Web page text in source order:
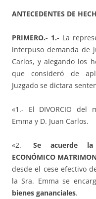
ANTECEDENTES DE
PRIMERO.- 1.- La
interpuso demanda de
Carlos, y alegando los
que consideró de
Juzgado se dictara
«1.- El DIVORCIO del
Emma y D. Juan Carlos.
«2.- Se acuerde la
ECONÓMICO
desde el cese efectivo
la Sra. Emma se
bienes gananciales.